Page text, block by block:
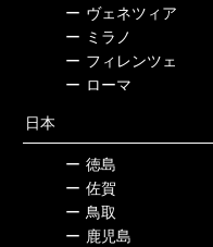
ー ヴェネツィア
ー ミラノ
ー フィレンツェ
ー ローマ
日本
ー 徳島
ー 佐賀
ー 鳥取
ー 鹿児島